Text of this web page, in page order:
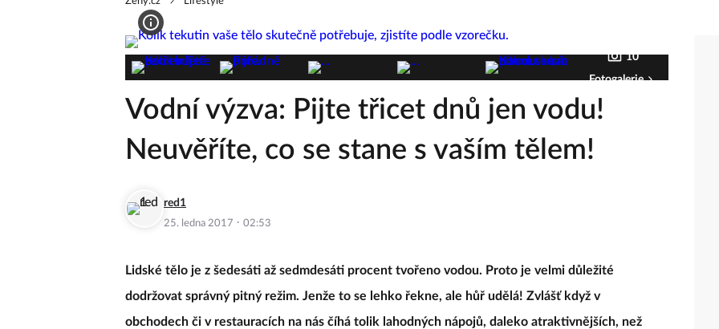
10
Fotogalerie
Vodní výzva: Pijte třicet dnů jen vodu!
Neuvěříte, co se stane s vaším tělem!
red1
25. ledna 2017 · 02:53
Lidské tělo je z šedesáti až sedmdesáti procent tvořeno vodou. Proto je velmi důležité
dodržovat správný pitný režim. Jenže to se lehko řekne, ale hůř udělá! Zvlášť když v
obchodech či v restauracích na nás číhá tolik lahodných nápojů, daleko atraktivnějších, než